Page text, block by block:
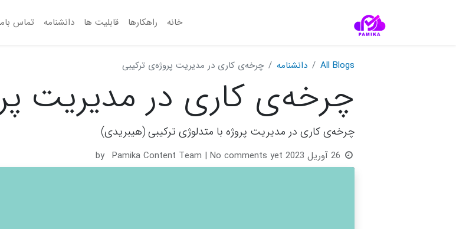
خانه راهکارها قابلیت ها دانشنامه تماس‌
All Blogs دانشنامه‌ چرخه‌ی کاری در مدیریت پروژه‌ی ترکیبی
چرخه‌ی کاری در مدیریت
چرخه‌ی کاری در مدیریت پروژه با متدلوژی ترکیبی (هیبریدی)
26 آوریل 2023 by Pamika Content Team | No comments yet